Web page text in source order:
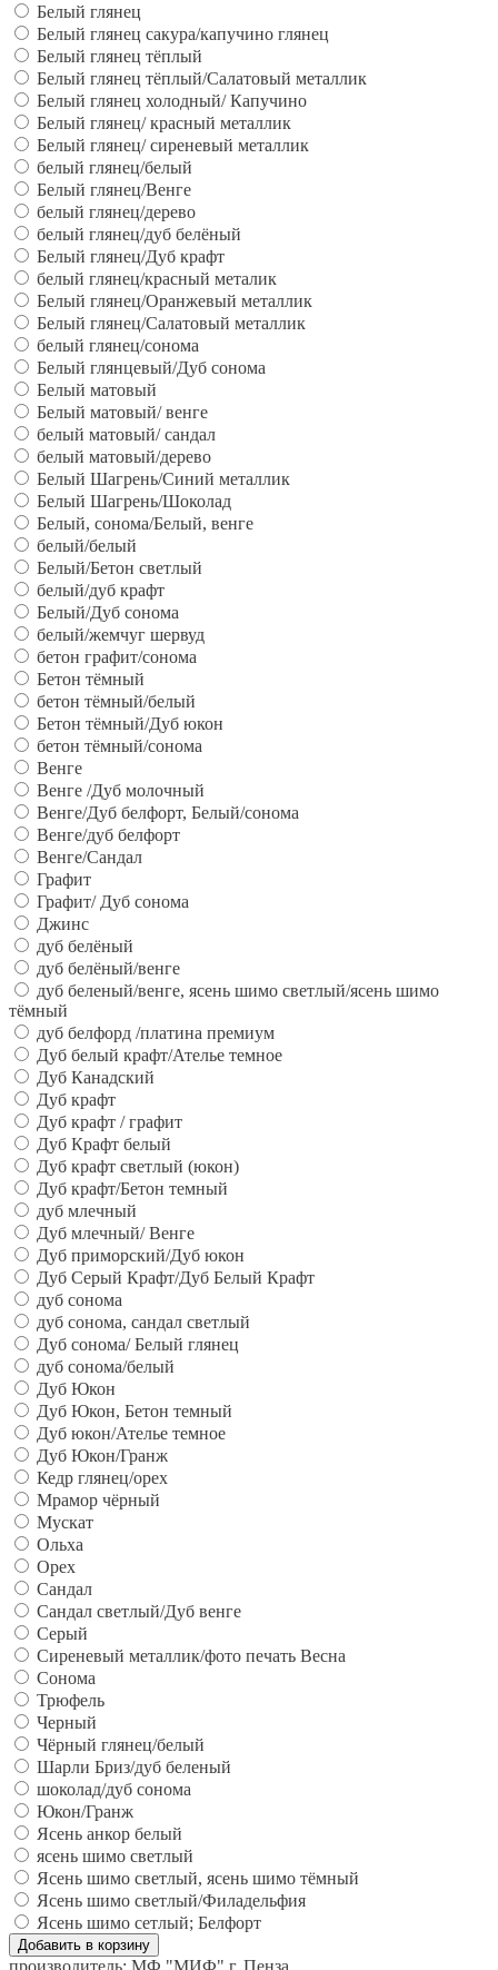
Белый глянец
Белый глянец сакура/капучино глянец
Белый глянец тёплый
Белый глянец тёплый/Салатовый металлик
Белый глянец холодный/ Капучино
Белый глянец/ красный металлик
Белый глянец/ сиреневый металлик
белый глянец/белый
Белый глянец/Венге
белый глянец/дерево
белый глянец/дуб белёный
Белый глянец/Дуб крафт
белый глянец/красный металик
Белый глянец/Оранжевый металлик
Белый глянец/Салатовый металлик
белый глянец/сонома
Белый глянцевый/Дуб сонома
Белый матовый
Белый матовый/ венге
белый матовый/ сандал
белый матовый/дерево
Белый Шагрень/Синий металлик
Белый Шагрень/Шоколад
Белый, сонома/Белый, венге
белый/белый
Белый/Бетон светлый
белый/дуб крафт
Белый/Дуб сонома
белый/жемчуг шервуд
бетон графит/сонома
Бетон тёмный
бетон тёмный/белый
Бетон тёмный/Дуб юкон
бетон тёмный/сонома
Венге
Венге /Дуб молочный
Венге/Дуб белфорт, Белый/сонома
Венге/дуб белфорт
Венге/Сандал
Графит
Графит/ Дуб сонома
Джинс
дуб белёный
дуб белёный/венге
дуб беленый/венге, ясень шимо светлый/ясень шимо
тёмный
дуб белфорд /платина премиум
Дуб белый крафт/Ателье темное
Дуб Канадский
Дуб крафт
Дуб крафт / графит
Дуб Крафт белый
Дуб крафт светлый (юкон)
Дуб крафт/Бетон темный
дуб млечный
Дуб млечный/ Венге
Дуб приморский/Дуб юкон
Дуб Серый Крафт/Дуб Белый Крафт
дуб сонома
дуб сонома, сандал светлый
Дуб сонома/ Белый глянец
дуб сонома/белый
Дуб Юкон
Дуб Юкон, Бетон темный
Дуб юкон/Ателье темное
Дуб Юкон/Гранж
Кедр глянец/орех
Мрамор чёрный
Мускат
Ольха
Орех
Сандал
Сандал светлый/Дуб венге
Серый
Сиреневый металлик/фото печать Весна
Сонома
Трюфель
Черный
Чёрный глянец/белый
Шарли Бриз/дуб беленый
шоколад/дуб сонома
Юкон/Гранж
Ясень анкор белый
ясень шимо светлый
Ясень шимо светлый, ясень шимо тёмный
Ясень шимо светлый/Филадельфия
Ясень шимо сетлый; Белфорт
производитель: МФ "МИФ" г. Пенза